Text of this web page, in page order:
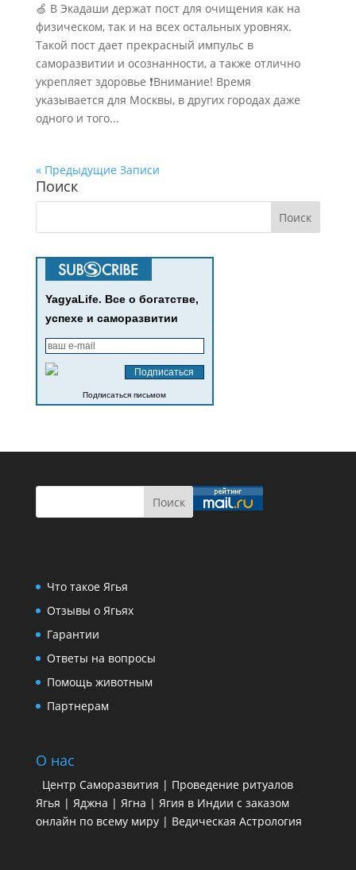
🍏 В Экадаши держат пост для очищения как на
физическом, так и на всех остальных уровнях.
Такой пост дает прекрасный импульс в
саморазвитии и осознанности, а также отлично
укрепляет здоровье ❗Внимание! Время
указывается для Москвы, в других городах даже
одного и того...
« Предыдущие Записи
Поиск
YagyaLife. Все о богатстве,
успехе и саморазвитии
Подписаться письмом
Что такое Ягья
Отзывы о Ягьях
Гарантии
Ответы на вопросы
Помощь животным
Партнерам
О нас
Центр Саморазвития | Проведение ритуалов
Ягья | Яджна | Ягна | Ягия в Индии с заказом
онлайн по всему миру | Ведическая Астрология